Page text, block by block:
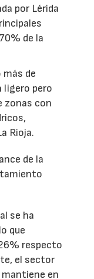
por Lérida
de la
más de
ligero pero
zonas con
Rioja.
de la
se ha
que
respecto
el sector
mantiene en